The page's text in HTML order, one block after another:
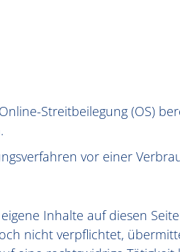
Streitbeilegung (OS)
vor einer
Inhalte auf diesen
nicht verpflichtet,